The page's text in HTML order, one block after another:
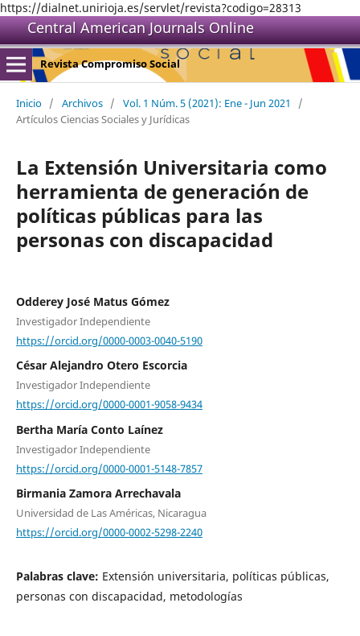
https://dialnet.unirioja.es/servlet/revista?codigo=28313
Central American Journals Online
Revista Compromiso Social
Inicio / Archivos / Vol. 1 Núm. 5 (2021): Ene - Jun 2021
/
Artículos Ciencias Sociales y Jurídicas
La Extensión Universitaria como
herramienta de generación de
políticas públicas para las
personas con discapacidad
Odderey José Matus Gómez
Investigador Independiente
https://orcid.org/0000-0003-0040-5190
César Alejandro Otero Escorcia
Investigador Independiente
https://orcid.org/0000-0001-9058-9434
Bertha María Conto Laínez
Investigador Independiente
https://orcid.org/0000-0001-5148-7857
Birmania Zamora Arrechavala
Universidad de Las Américas, Nicaragua
https://orcid.org/0000-0002-5298-2240
Palabras clave: Extensión universitaria, políticas públicas,
personas con discapacidad, metodologías